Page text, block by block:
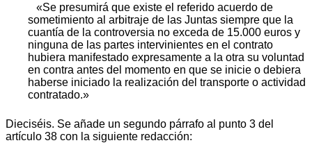
«Se presumirá que existe el referido acuerdo de
sometimiento al arbitraje de las Juntas siempre que la
cuantía de la controversia no exceda de 15.000 euros y
ninguna de las partes intervinientes en el contrato
hubiera manifestado expresamente a la otra su voluntad
en contra antes del momento en que se inicie o debiera
haberse iniciado la realización del transporte o actividad
contratado.»
Dieciséis. Se añade un segundo párrafo al punto 3 del
artículo 38 con la siguiente redacción: